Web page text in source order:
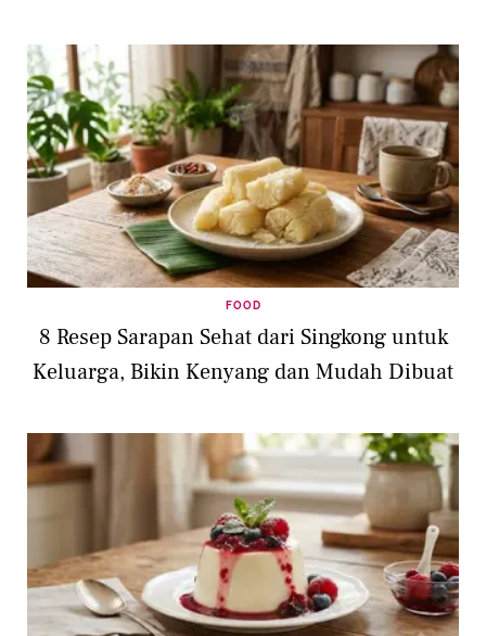
FOOD
8 Resep Sarapan Sehat dari Singkong untuk
Keluarga, Bikin Kenyang dan Mudah Dibuat